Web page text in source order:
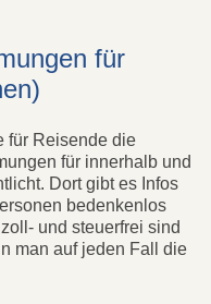
für
für Reisende die
für innerhalb und
Dort gibt es Infos
bedenkenlos
und steuerfrei sind
man auf jeden Fall die